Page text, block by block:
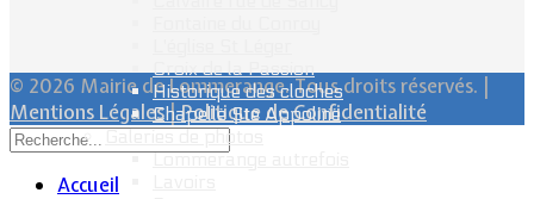
Croix de la Passion
Historique des cloches
Chapelle Ste Appoline
Galeries de photos
Lommerange autrefois
© 2026 Mairie de Lommerange. Tous droits réservés. |
Mentions Légales|Politique de Confidentialité
Accueil